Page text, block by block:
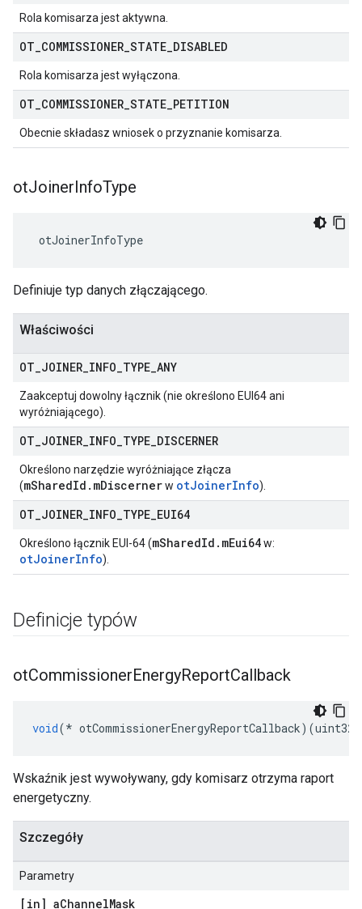
Rola komisarza jest aktywna.
OT COMMISSIONER STATE DISABLED
Rola komisarza jest wyłączona.
OT COMMISSIONER STATE PETITION
Obecnie składasz wniosek o przyznanie komisarza.
otJoinerInfoType
otJoinerInfoType
Definiuje typ danych złączającego.
Właściwości
OT JOINER INFO TYPE ANY
Zaakceptuj dowolny łącznik (nie określono EUI64 ani
wyróżniającego).
OT JOINER INFO TYPE DISCERNER
Określono narzędzie wyróżniające złącza
(mSharedId.mDiscernerw otJoinerInfo).
OT JOINER INFO TYPE EUI64
Określono łącznik EUI-64 (mSharedId.mEui64w:
otJoinerInfo).
Definicje typów
otCommissionerEnergyReportCallback
void(* otCommissionerEnergyReportCallback)(
Wskaźnik jest wywoływany, gdy komisarz otrzyma raport
energetyczny.
Szczegóły
Parametry
[in] aChannelMask